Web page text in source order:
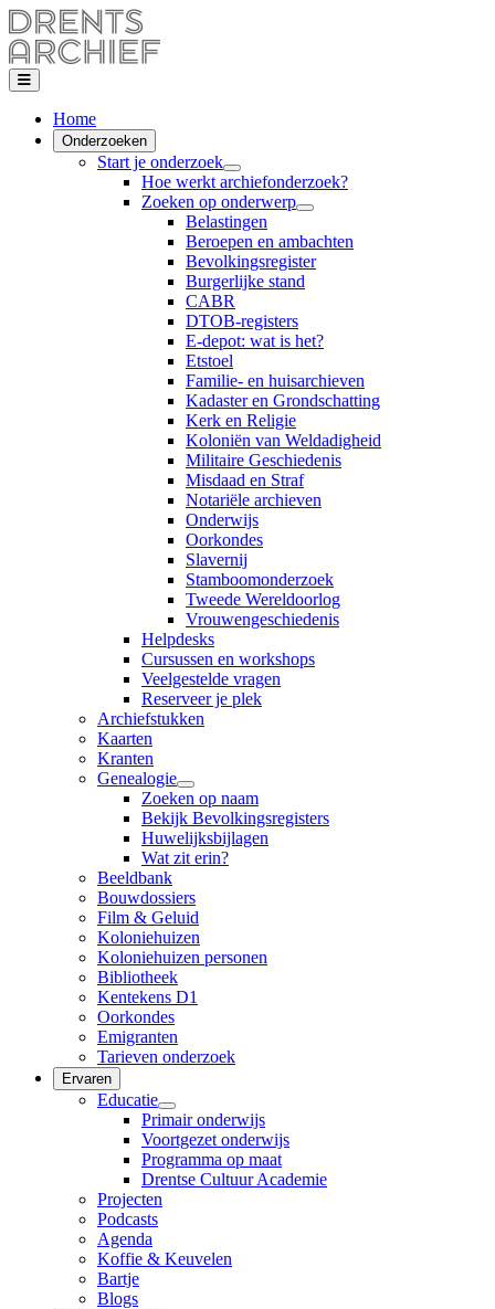
Home
Onderzoeken
Start je onderzoek
Hoe werkt archiefonderzoek?
Zoeken op onderwerp
Belastingen
Beroepen en ambachten
Bevolkingsregister
Burgerlijke stand
CABR
DTOB-registers
E-depot: wat is het?
Etstoel
Familie- en huisarchieven
Kadaster en Grondschatting
Kerk en Religie
Koloniën van Weldadigheid
Militaire Geschiedenis
Misdaad en Straf
Notariële archieven
Onderwijs
Oorkondes
Slavernij
Stamboomonderzoek
Tweede Wereldoorlog
Vrouwengeschiedenis
Helpdesks
Cursussen en workshops
Veelgestelde vragen
Reserveer je plek
Archiefstukken
Kaarten
Kranten
Genealogie
Zoeken op naam
Bekijk Bevolkingsregisters
Huwelijksbijlagen
Wat zit erin?
Beeldbank
Bouwdossiers
Film & Geluid
Koloniehuizen
Koloniehuizen personen
Bibliotheek
Kentekens D1
Oorkondes
Emigranten
Tarieven onderzoek
Ervaren
Educatie
Primair onderwijs
Voortgezet onderwijs
Programma op maat
Drentse Cultuur Academie
Projecten
Podcasts
Agenda
Koffie & Keuvelen
Bartje
Blogs